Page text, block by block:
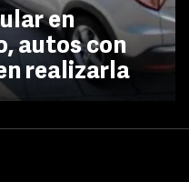
en
autos con
realizarla